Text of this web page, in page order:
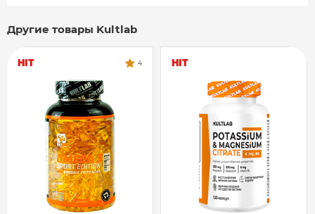
Другие товары Kultlab
HIT 4 HIT